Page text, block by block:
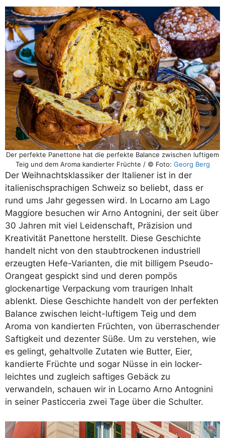
Der perfekte Panettone hat die perfekte Balance zwischen luftigem
Teig und dem Aroma kandierter Früchte / © Foto: Georg Berg
Der Weihnachtsklassiker der Italiener ist in der
italienischsprachigen Schweiz so beliebt, dass er
rund ums Jahr gegessen wird. In Locarno am Lago
Maggiore besuchen wir Arno Antognini, der seit über
30 Jahren mit viel Leidenschaft, Präzision und
Kreativität Panettone herstellt. Diese Geschichte
handelt nicht von den staubtrockenen industriell
erzeugten Hefe-Varianten, die mit billigem Pseudo-
Orangeat gespickt sind und deren pompös
glockenartige Verpackung vom traurigen Inhalt
ablenkt. Diese Geschichte handelt von der perfekten
Balance zwischen leicht-luftigem Teig und dem
Aroma von kandierten Früchten, von überraschender
Saftigkeit und dezenter Süße. Um zu verstehen, wie
es gelingt, gehaltvolle Zutaten wie Butter, Eier,
kandierte Früchte und sogar Nüsse in ein locker-
leichtes und zugleich saftiges Gebäck zu
verwandeln, schauen wir in Locarno Arno Antognini
in seiner Pasticceria zwei Tage über die Schulter.